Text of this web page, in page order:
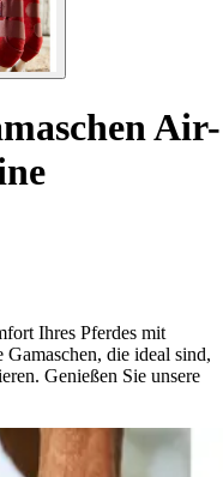
Air-
Ihres Pferdes mit
die ideal sind,
Genießen Sie unsere